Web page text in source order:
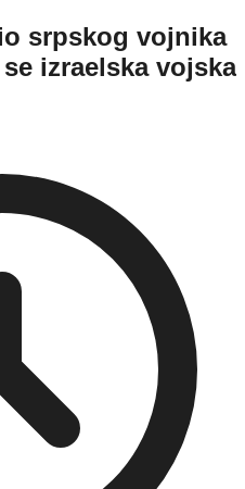
srpskog vojnika
izraelska vojska